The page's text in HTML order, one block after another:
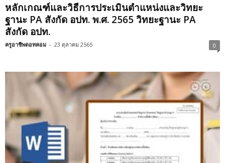
หลักเกณฑ์และวิธีการประเมินตำแหน่งและวิทยะ
ฐานะ PA สังกัด อปท. พ.ศ. 2565 วิทยะฐานะ PA
สังกัด อปท.
ครูอาชีพดอทคอม - 23 ตุลาคม 2565 0